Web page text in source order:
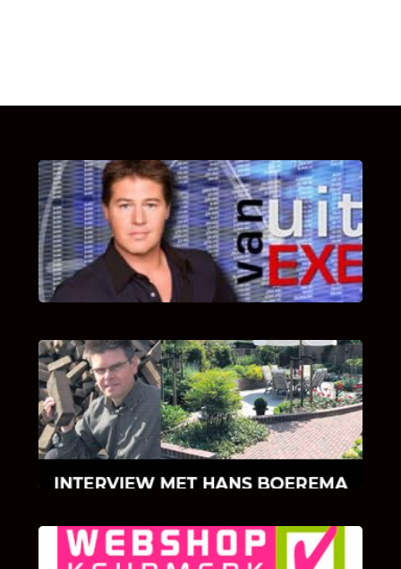
UITSTEL VAN EXECUTIE
Bekijk hier de fragmenten van de deelname
van Bricks and Stones aan dit programma.
INTERVIEW MET HANS BOEREMA
Hoe Bricks and Stones ontstaan is en wat
Hans Boerema motiveert in de wereld van
klinkers en tegels!
KLANT BEOORDELINGEN